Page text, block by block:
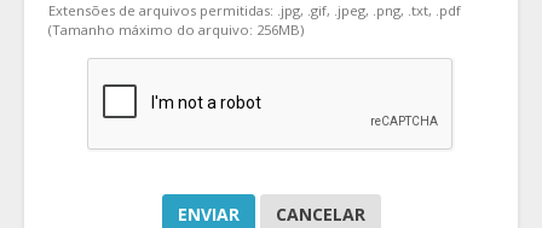
Extensões de arquivos permitidas: .jpg, .gif, .jpeg, .png, .txt, .pdf
(Tamanho máximo do arquivo: 256MB)
CANCELAR